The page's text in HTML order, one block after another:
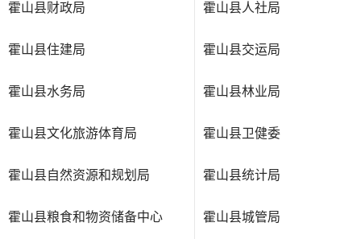
霍山县财政局 霍山县人社局
霍山县住建局 霍山县交运局
霍山县水务局 霍山县林业局
霍山县文化旅游体育局 霍山县卫健委
霍山县自然资源和规划局 霍山县统计局
霍山县粮食和物资储备中心 霍山县城管局